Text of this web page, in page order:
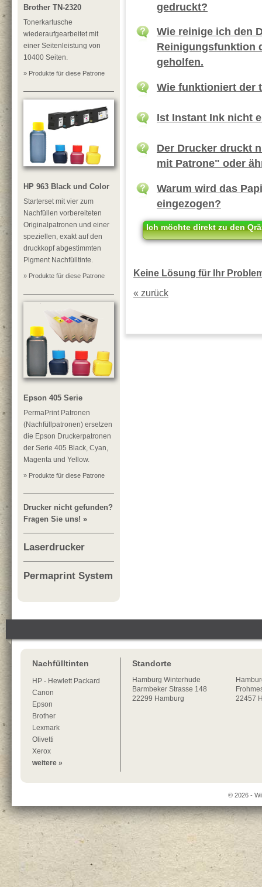
Brother TN-2320
Tonerkartusche
wiederaufgearbeitet mit
einer Seitenleistung von
10400 Seiten.
» Produkte für diese Patrone
HP 963 Black und Color
Starterset mit vier zum
Nachfüllen vorbereiteten
Originalpatronen und einer
speziellen, exakt auf den
druckkopf abgestimmten
Pigment Nachfülltinte.
» Produkte für diese Patrone
Epson 405 Serie
PermaPrint Patronen
(Nachfüllpatronen) ersetzen
die Epson Druckerpatronen
der Serie 405 Black, Cyan,
Magenta und Yellow.
» Produkte für diese Patrone
Drucker nicht gefunden?
Fragen Sie uns! »
Laserdrucker
Permaprint System
gedruckt?
Wie reinige ich den
Reinigungsfunktion
geholfen.
Wie funktioniert der
Ist Instant Ink nicht
Der Drucker druckt
mit Patrone" oder
Warum wird das
eingezogen?
Ich möchte direkt zu den
Keine Lösung für Ihr
« zurück
Nachfülltinten
HP - Hewlett Packard
Canon
Epson
Brother
Lexmark
Olivetti
Xerox
weitere »
Standorte
Hamburg Winterhude
Barmbeker Strasse 148
22299 Hamburg
22457
© 2026 -